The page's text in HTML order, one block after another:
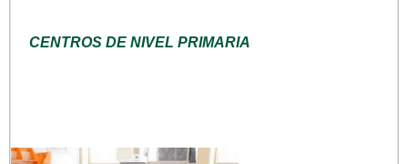
CENTROS DE NIVEL PRIMARIA